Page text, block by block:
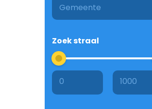
Zoek straal
0 1000